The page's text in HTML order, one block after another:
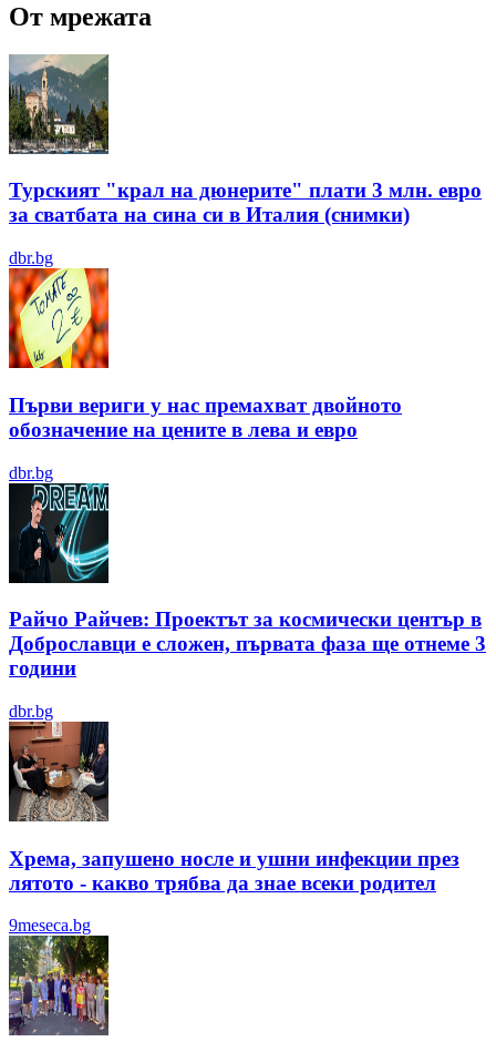
От мрежата
Турският "крал на дюнерите" плати 3 млн. евро
за сватбата на сина си в Италия (снимки)
dbr.bg
Първи вериги у нас премахват двойното
обозначение на цените в лева и евро
dbr.bg
Райчо Райчев: Проектът за космически център в
Доброславци е сложен, първата фаза ще отнеме 3
години
dbr.bg
Хрема, запушено носле и ушни инфекции през
лятотo - какво трябва да знае всеки родител
9meseca.bg